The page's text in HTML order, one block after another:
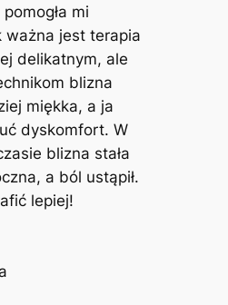
mi
ważna jest terapia
delikatnym, ale
blizna
miękka, a ja
dyskomfort. W
blizna stała
a ból ustąpił.
lepiej!